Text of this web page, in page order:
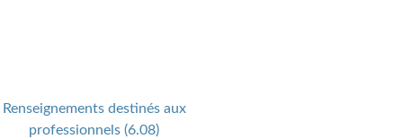
Renseignements destinés aux
professionnels (6.08)